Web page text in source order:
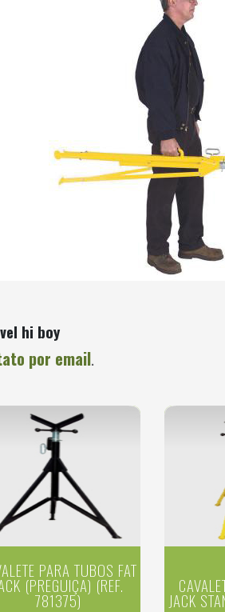
hi boy
por email.
PARA TUBOS FAT
(PREGUIÇA) (REF.
781375) JACK